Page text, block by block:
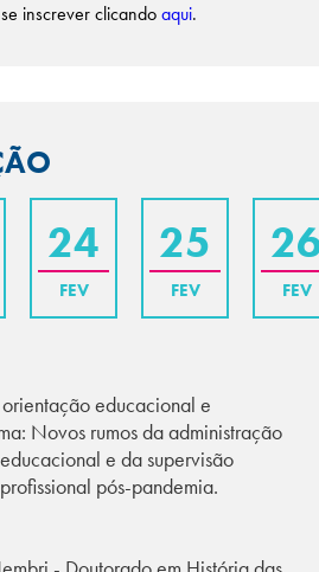
inscrever clicandoaqui.
24
FEV
25
FEV FEV
educacional e
Novos rumos da administração
e da supervisão
pós-pandemia.